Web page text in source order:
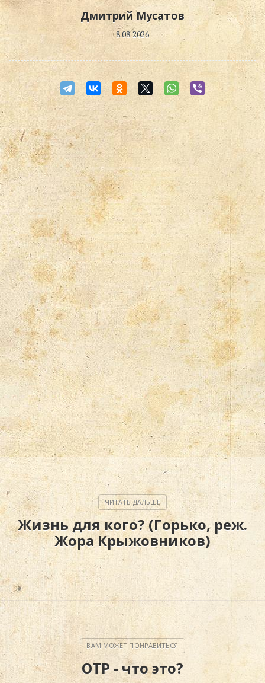
Дмитрий Мусатов
8.08.2026
Жизнь для кого? (Горько, реж.
Жора Крыжовников)
ОТР - что это?